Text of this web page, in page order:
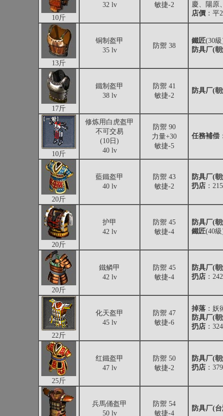
10斤
32 lv
敏捷-2
慶、陽原
店價 ：平
13斤
铜制盔甲
35 lv
防禦 38
鐵匠(30
防具厂(
17斤
鐵制盔甲
38 lv
防禦 41
敏捷-2
防具厂(
10斤
修炼用白虎盔甲
不可交易
(10日)
40 lv
防禦 90
力量+30
敏捷-5
任務補偿
20斤
藍鐵盔甲
40 lv
防禦 43
敏捷-2
防具厂(
扔店 ：
20斤
护甲
42 lv
防禦 45
敏捷-4
防具厂(
鐵匠(40
20斤
鐵鳞甲
42 lv
防禦 45
敏捷-4
防具厂(
扔店 ：
22斤
化天盔甲
45 lv
防禦 47
敏捷-6
掉落 ： 妖
防具厂(
扔店 ：
25斤
红鐵盔甲
47 lv
防禦 50
敏捷-2
防具厂(
扔店 ：
兵馬俑盔甲
50 lv
防禦 54
敏捷-4
防具厂(